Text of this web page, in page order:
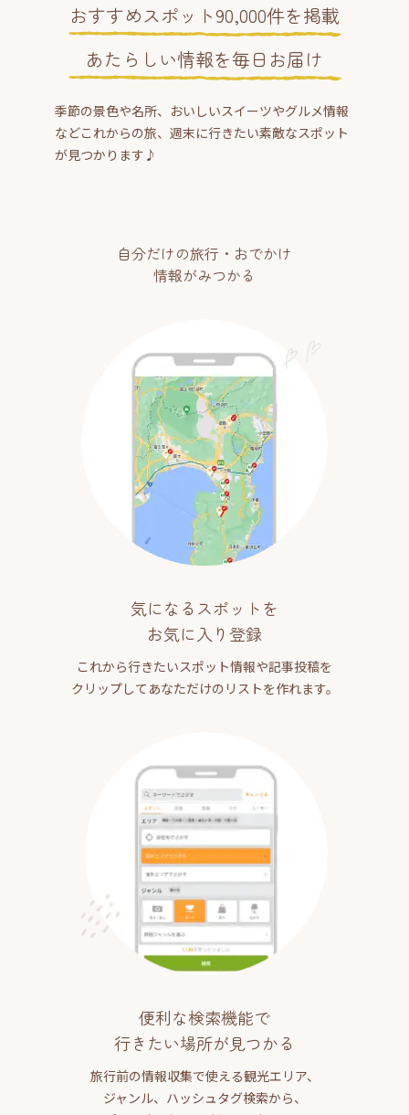
おすすめスポット90,000件を掲載
あたらしい情報を毎日お届け
季節の景色や名所、おいしいスイーツやグルメ情報
などこれからの旅、週末に行きたい素敵なスポット
が見つかります♪
自分だけの旅行・おでかけ
情報がみつかる
気になるスポットを
お気に入り登録
これから行きたいスポット情報や記事投稿を
クリップしてあなただけのリストを作れます。
便利な検索機能で
行きたい場所が見つかる
旅行前の情報収集で使える観光エリア、
ジャンル、ハッシュタグ検索から、